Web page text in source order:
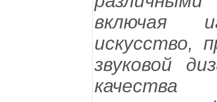
включая
искусство,
звуковой
качества